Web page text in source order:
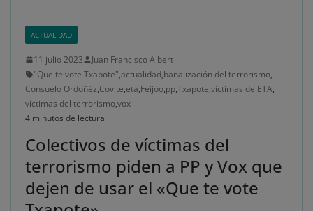
ACTUALIDAD
11 julio 2023
Juan Francisco Albert
"Que te vote Txapote",actualidad,banalización del terrorismo,
Consuelo Ordoñéz,Covite,eta,Feijóo,pp,Txapote,víctimas de ETA,
víctimas del terrorismo,vox
4 minutos de lectura
Colectivos de víctimas del
terrorismo piden a PP y Vox que
dejen de usar el «Que te vote